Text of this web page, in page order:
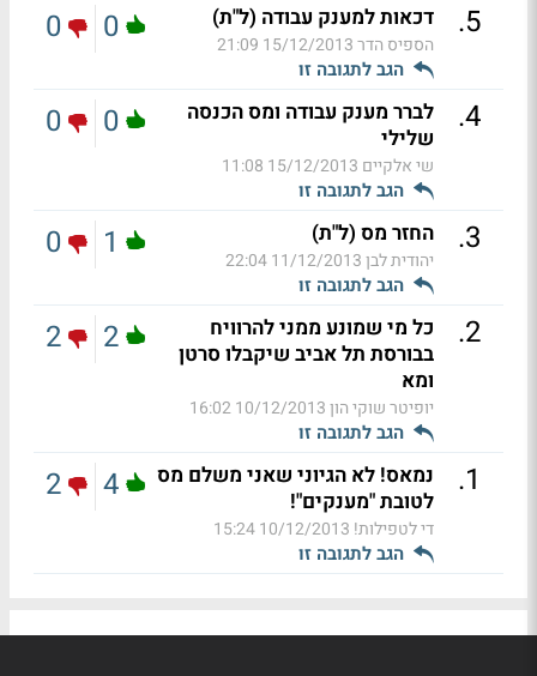
5
. דכאות למענק עבודה (ל"ת)
הספיס הדר15/12/2013 21:09
הגב לתגובה זו
0
0
4
.
לברר מענק עבודה ומס הכנסה
שלילי
שי אלקיים 15/12/2013 11:08
הגב לתגובה זו
0
0
3
. החזר מס (ל"ת)
יהודית לבן11/12/2013 22:04
הגב לתגובה זו
1
0
2
.
כל מי שמונע ממני להרוויח
בבורסת תל אביב שיקבלו סרטן
ומא
יופיטר שוקי הון10/12/2013 16:02
הגב לתגובה זו
2
2
1
.
נמאס! לא הגיוני שאני משלם מס
לטובת "מענקים"!
די לטפילות! 10/12/2013 15:24
הגב לתגובה זו
4
2